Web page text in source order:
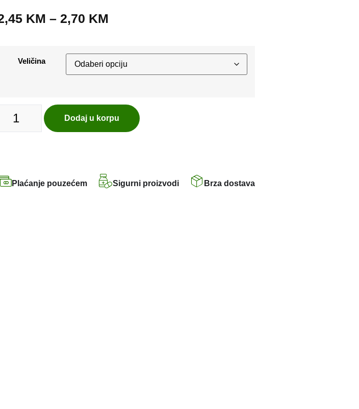
KM – 2,70 KM
Veličina
Dodaj u korpu
Plaćanje pouzećem Sigurni proizvodi Brza dostava